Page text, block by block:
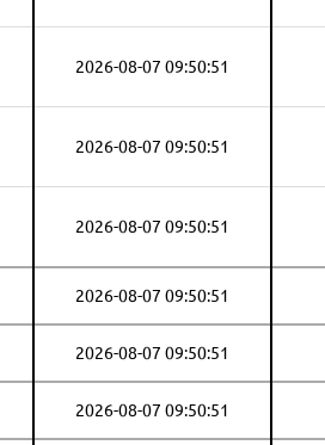
2026-08-07 09:50:51
2026-08-07 09:50:51
2026-08-07 09:50:51
2026-08-07 09:50:51
2026-08-07 09:50:51
2026-08-07 09:50:51